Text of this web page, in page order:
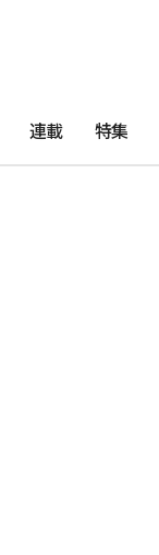
連載 特集